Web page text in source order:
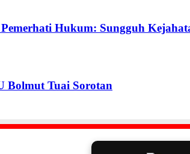
Hukum: Sungguh
Bolmut Tuai Sorotan